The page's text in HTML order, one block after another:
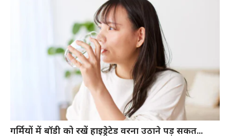
गर्मियों में बॉडी को रखें हाइड्रेटेड वरना उठाने पड़ सकत...